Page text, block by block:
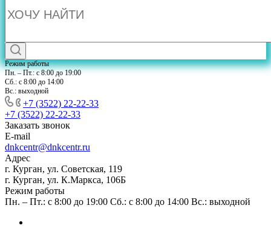
Режим работы
Пн. – Пт.: с 8:00 до 19:00
Сб.: с 8:00 до 14:00
Вс.: выходной
+7 (3522) 22-22-33
+7 (3522) 22-22-33
Заказать звонок
E-mail
dnkcentr@dnkcentr.ru
Адрес
г. Курган, ул. Советская, 119
г. Курган, ул. К.Маркса, 106Б
Режим работы
Пн. – Пт.: с 8:00 до 19:00 Сб.: с 8:00 до 14:00 Вс.: выходной